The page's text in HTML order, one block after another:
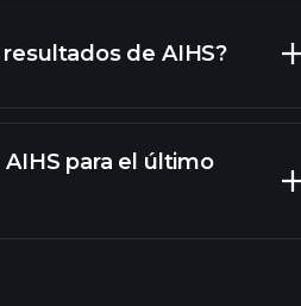
de AIHS?
para el último